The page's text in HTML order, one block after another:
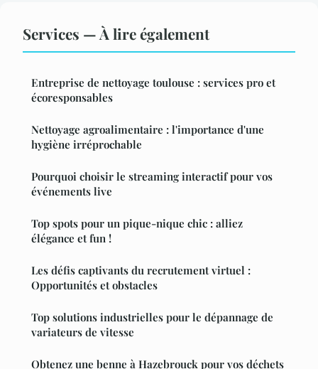
Services — À lire également
Entreprise de nettoyage toulouse : services pro et
écoresponsables
Nettoyage agroalimentaire : l'importance d'une
hygiène irréprochable
Pourquoi choisir le streaming interactif pour vos
événements live
Top spots pour un pique-nique chic : alliez
élégance et fun !
Les défis captivants du recrutement virtuel :
Opportunités et obstacles
Top solutions industrielles pour le dépannage de
variateurs de vitesse
Obtenez une benne à Hazebrouck pour vos déchets